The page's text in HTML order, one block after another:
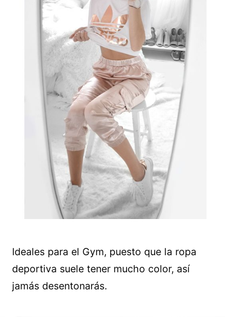
Ideales para el Gym, puesto que la ropa
deportiva suele tener mucho color, así
jamás desentonarás.